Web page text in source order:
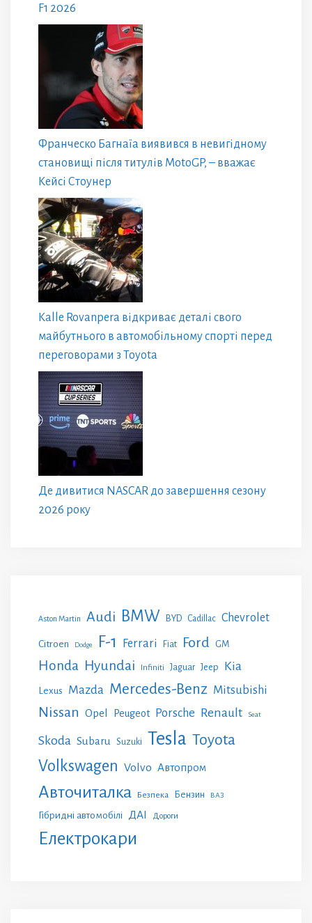
F1 2026
Франческо Багнаїа виявився в невигідному
становищі після титулів MotoGP, – вважає
Кейсі Стоунер
Kalle Rovanpera відкриває деталі свого
майбутнього в автомобільному спорті перед
переговорами з Toyota
Де дивитися NASCAR до завершення сезону
2026 року
Aston Martin Audi BMW BYD Cadillac Chevrolet
Citroen Dodge F-1 Ferrari Fiat Ford GM
Honda Hyundai Infiniti Jaguar Jeep Kia
Lexus Mazda Mercedes-Benz Mitsubishi
Nissan Opel Peugeot Porsche Renault Seat
Skoda Subaru Suzuki Tesla Toyota
Volkswagen Volvo Автопром
Авточиталка Безпека Бензин ВАЗ
Гібридні автомобілі ДАІ Дороги
Електрокари